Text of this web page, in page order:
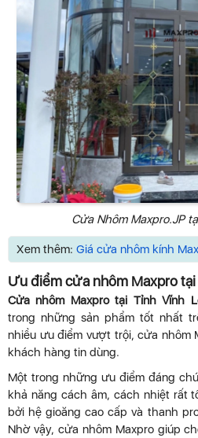
Cửa Nhôm Maxpro.JP
Xem thêm: Giá cửa nhôm kính
Ưu điểm cửa nhôm Maxpro
Cửa nhôm Maxpro tại Tỉnh Vĩnh
trong những sản phẩm tốt nhất
nhiều ưu điểm vượt trội, cửa nhôm
khách hàng tin dùng.
Một trong những ưu điểm đáng
khả năng cách âm, cách nhiệt rất
bởi hệ gioăng cao cấp và thanh
Nhờ vậy, cửa nhôm Maxpro giúp